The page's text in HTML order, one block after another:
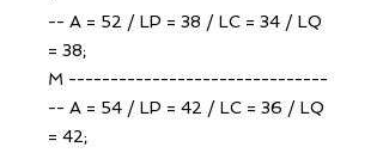
-- A = 52 / LP = 38 / LC = 34 / LQ
= 38;
M -------------------------------
-- A = 54 / LP = 42 / LC = 36 / LQ
= 42;